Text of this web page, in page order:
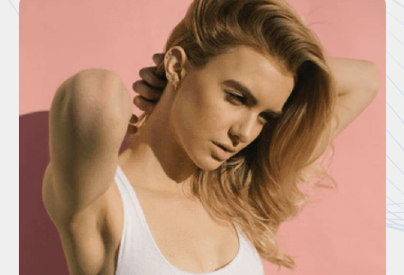
Автор курса
Мария Клевина
ЭТОТ КУРС